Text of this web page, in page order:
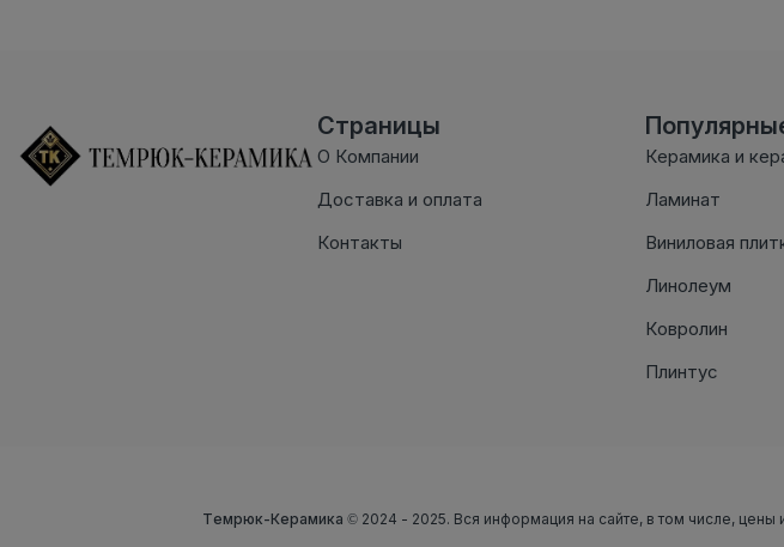
Страницы
О Компании
Доставка и оплата
Контакты
Керамика и
Ламинат
Виниловая
Линолеум
Ковролин
Плинтус
Темрюк-Керамика © 2024 - 2025. Вся информация на сайте, в том числе,